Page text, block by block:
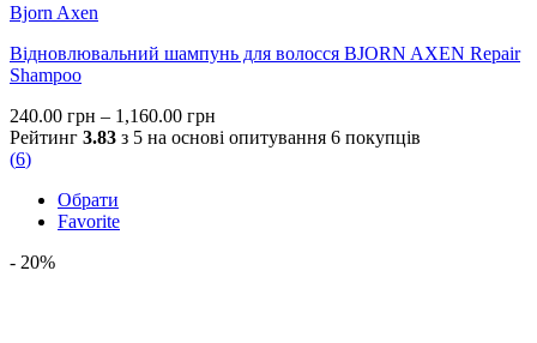
Bjorn Axen
Відновлювальний шампунь для волосся BJORN AXEN Repair
Shampoo
240.00 грн – 1,160.00 грн
range:
Рейтинг 3.83 з 5 на основі опитування 6 покупців
(6)
Обрати
Favorite
- 20%